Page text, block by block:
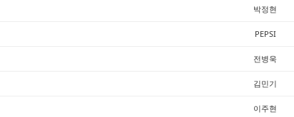
박정현
PEPSI
전병욱
김민기
이주현